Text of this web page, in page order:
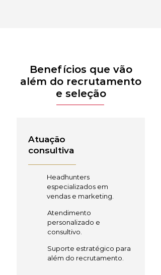
Benefícios que vão
além do recrutamento
e seleção
Atuação
consultiva
Headhunters
especializados em
vendas e marketing.
Atendimento
personalizado e
consultivo.
Suporte estratégico para
além do recrutamento.